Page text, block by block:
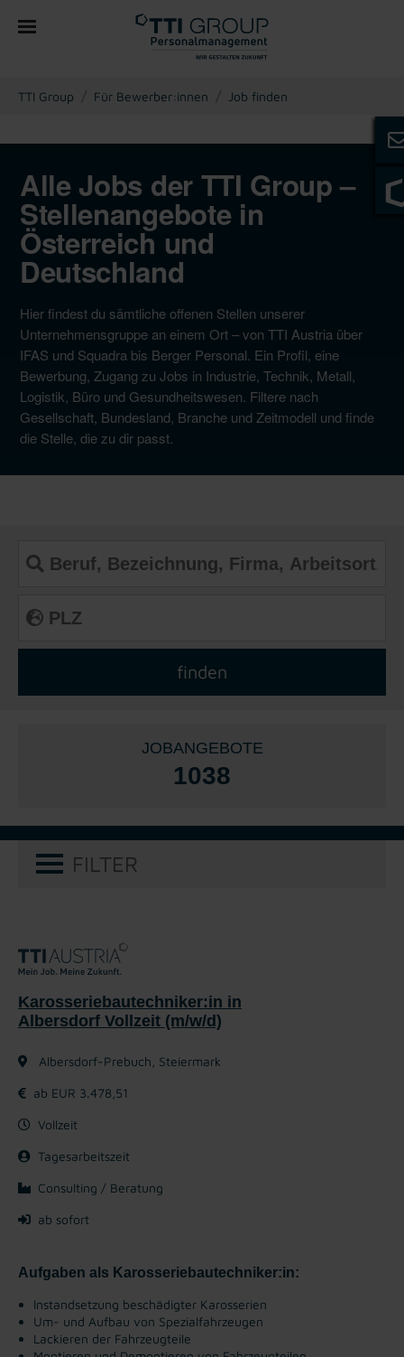
You are here:
TTI Group Für Bewerber:innen Job finden
Alle Jobs der TTI Group –
Stellenangebote in
Österreich und
Deutschland
Hier findest du sämtliche offenen Stellen unserer
Unternehmensgruppe an einem Ort – von TTI Austria über
IFAS und Squadra bis Berger Personal. Ein Profil, eine
Bewerbung, Zugang zu Jobs in Industrie, Technik, Metall,
Logistik, Büro und Gesundheitswesen. Filtere nach
Gesellschaft, Bundesland, Branche und Zeitmodell und finde
die Stelle, die zu dir passt.
JOBANGEBOTE
1038
FILTER
Karosseriebautechniker:in in
Albersdorf Vollzeit (m/w/d)
Albersdorf-Prebuch, Steiermark
ab EUR 3.478,51
Vollzeit
Tagesarbeitszeit
Consulting / Beratung
ab sofort
Aufgaben als Karosseriebautechniker:in:
Instandsetzung beschädigter Karosserien
Um- und Aufbau von Spezialfahrzeugen
Lackieren der Fahrzeugteile